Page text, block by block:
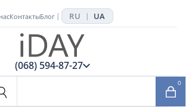
КонтактыБлог | RU | UA
(068) 594-87-27
0